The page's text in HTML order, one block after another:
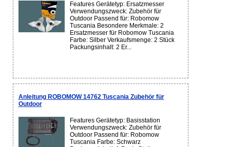
Features Gerätetyp: Ersatzmesser
Verwendungszweck: Zubehör für
Outdoor Passend für: Robomow
Tuscania Besondere Merkmale: 2
Ersatzmesser für Robomow Tuscania
Farbe: Silber Verkaufsmenge: 2 Stück
Packungsinhalt: 2 Er...
Anleitung ROBOMOW 14762 Tuscania Zubehör für
Outdoor
Features Gerätetyp: Basisstation
Verwendungszweck: Zubehör für
Outdoor Passend für: Robomow
Tuscania Farbe: Schwarz